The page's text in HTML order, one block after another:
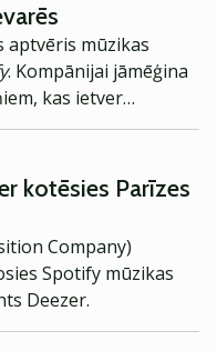
aptvēris mūzikas
. Kompānijai jāmēģina
kas ietver
platformā esošo
uz
tālāk.Spotifyizpatikt
visa šī saruna pie
sabiedrības ir
kotēsies Parīzes
Company)
Spotify mūzikas
Deezer.